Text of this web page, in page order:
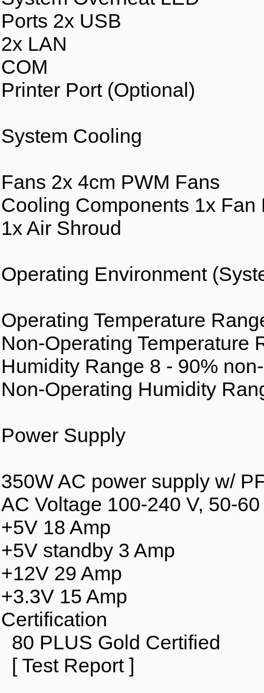
Ports 2x USB
2x LAN
COM
Printer Port (Optional)
System Cooling
Fans 2x 4cm PWM Fans
Cooling Components 1x Fan
1x Air Shroud
Operating Environment
Operating Temperature
Non-Operating Temperature
Humidity Range 8 - 90%
Non-Operating Humidity
Power Supply
350W AC power supply w/
AC Voltage 100-240 V, 50-
+5V 18 Amp
+5V standby 3 Amp
+12V 29 Amp
+3.3V 15 Amp
Certification
80 PLUS Gold Certified
[ Test Report ]